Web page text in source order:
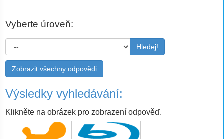
Vyberte úroveň:
Hledej!
Zobrazit všechny odpovědi
Výsledky vyhledávání:
Klikněte na obrázek pro zobrazení odpověď.